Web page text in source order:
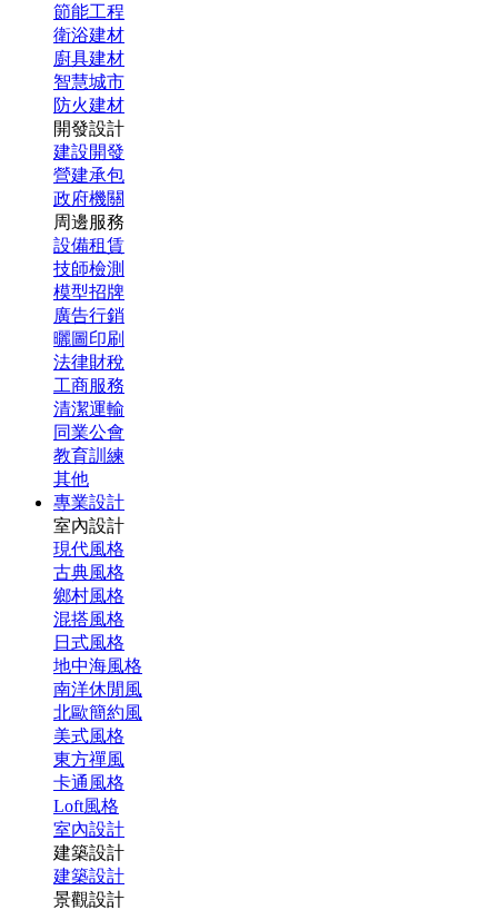
節能工程
衛浴建材
廚具建材
智慧城市
防火建材
開發設計
建設開發
營建承包
政府機關
周邊服務
設備租賃
技師檢測
模型招牌
廣告行銷
曬圖印刷
法律財稅
工商服務
清潔運輸
同業公會
教育訓練
其他
專業設計
室內設計
現代風格
古典風格
鄉村風格
混搭風格
日式風格
地中海風格
南洋休閒風
北歐簡約風
美式風格
東方禪風
卡通風格
Loft風格
室內設計
建築設計
建築設計
景觀設計